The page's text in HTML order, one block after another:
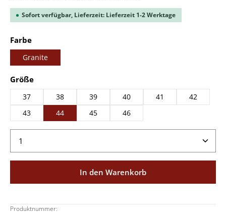
Sofort verfügbar, Lieferzeit: Lieferzeit 1-2 Werktage
Farbeauswählen
Granite
Größeauswählen
37 38 39 40 41
42
43
44 45 46
Produkt Anzahl: Gib den gewünschten Wert ein
In den Warenkorb
Produktnummer: